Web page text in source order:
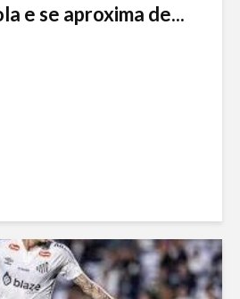
e se aproxima de...